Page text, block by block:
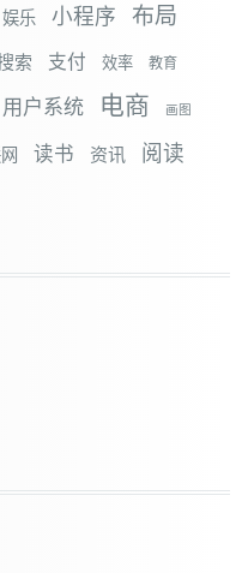
娱乐 小程序 布局
索 支付 效率 教育
用户系统 电商 画图
读书 资讯 阅读